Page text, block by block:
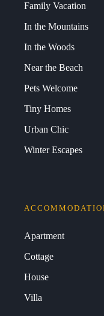
Family Vacation
In the Mountains
In the Woods
Near the Beach
Pets Welcome
Tiny Homes
Urban Chic
Winter Escapes
Apartment
Cottage
House
Villa